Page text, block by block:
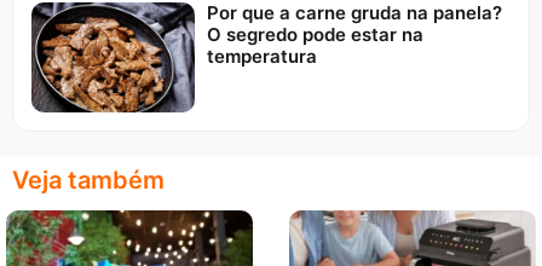
Por que a carne gruda na panela?
O segredo pode estar na
temperatura
Veja também